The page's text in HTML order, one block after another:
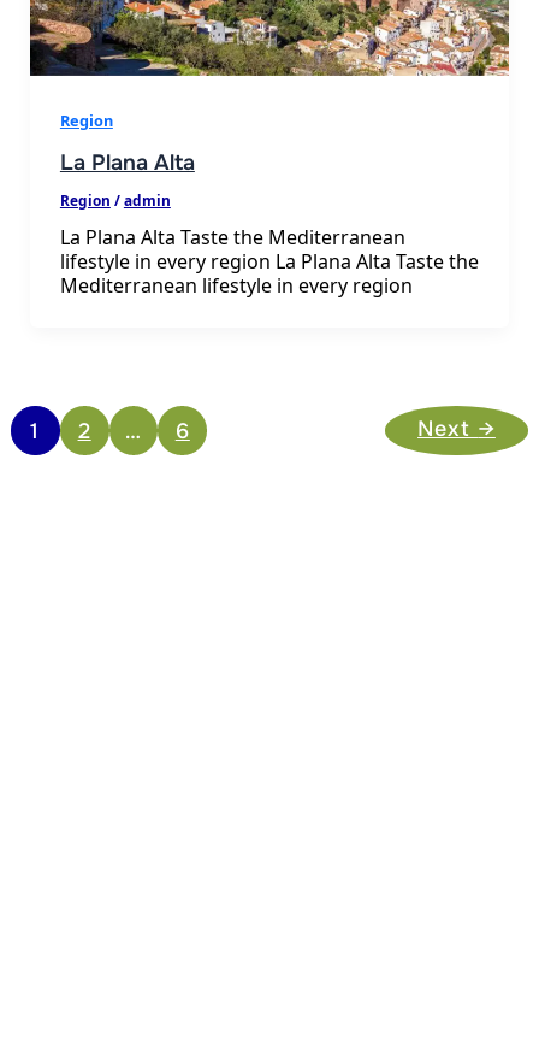
Region
La Plana Alta
Region /admin
La Plana Alta Taste the Mediterranean
lifestyle in every region La Plana Alta Taste the
Mediterranean lifestyle in every region
1 2 … 6 Next →